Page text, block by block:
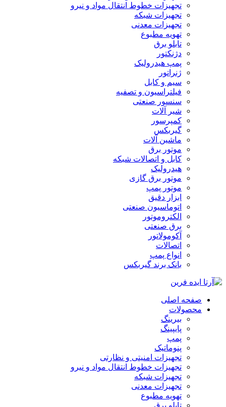
تجهیزات خطوط انتقال مواد و نیرو
تجهیزات شبکه
تجهیزات معدنی
تهویه مطبوع
تابلو برق
دژنکتور
پمپ هیدرولیک
ژنراتور
سیم و کابل
فیلتراسیون و تصفیه
سنسور صنعتی
شیر آلات
کمپرسور
گیربکس
ماشین آلات
موتور برق
کابل و اتصالات شبکه
هیدرولیک
موتور برق گازی
موتور پمپ
ابزار دقیق
اتوماسیون صنعتی
الکتروموتور
برق صنعتی
آکومولاتور
اتصالات
انواع پمپ
بانک برند گیربکس
صفحه اصلی
محصولات
بیرینگ
پایپینگ
پمپ
پنوماتیک
تجهیزات امنیتی و نظارتی
تجهیزات خطوط انتقال مواد و نیرو
تجهیزات شبکه
تجهیزات معدنی
تهویه مطبوع
تابلو برق